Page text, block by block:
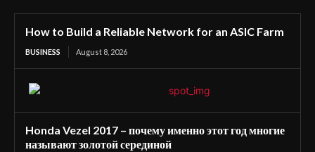
How to Build a Reliable Network for an ASIC Farm
BUSINESS August 8, 2026
Honda Vezel 2017 – почему именно этот год многие
называют золотой серединой